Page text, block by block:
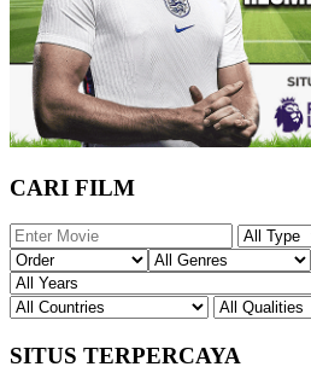
CARI FILM
SITUS TERPERCAYA